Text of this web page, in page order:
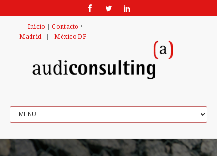
Inicio |Contacto •
Madrid |México DF